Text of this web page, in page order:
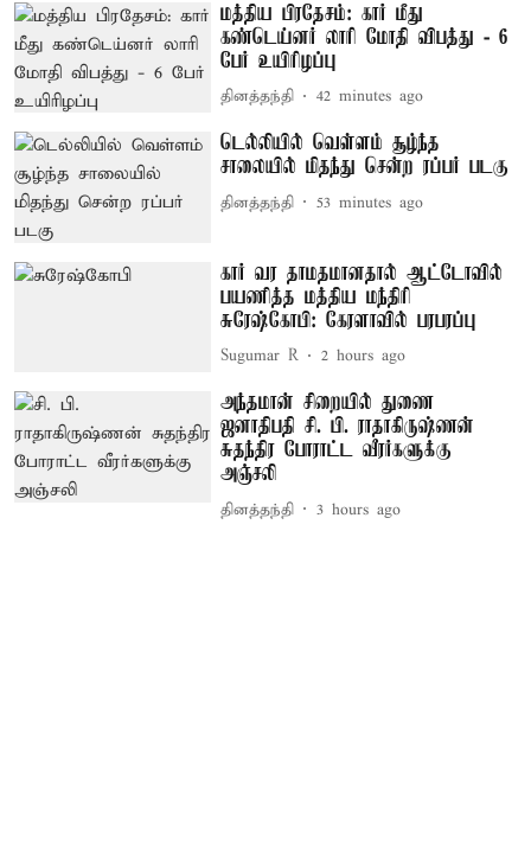
மத்திய பிரதேசம்: கார் மீது
கண்டெய்னர் லாரி மோதி விபத்து - 6
பேர் உயிரிழப்பு
தினத்தந்தி 42 minutes ago
டெல்லியில் வெள்ளம் சூழ்ந்த
சாலையில் மிதந்து சென்ற ரப்பர் படகு
தினத்தந்தி 53 minutes ago
கார் வர தாமதமானதால் ஆட்டோவில்
பயணித்த மத்திய மந்திரி
சுரேஷ்கோபி: கேரளாவில் பரபரப்பு
Sugumar R 2 hours ago
அந்தமான் சிறையில் துணை
ஜனாதிபதி சி. பி. ராதாகிருஷ்ணன்
சுதந்திர போராட்ட வீரர்களுக்கு
அஞ்சலி
தினத்தந்தி 3 hours ago